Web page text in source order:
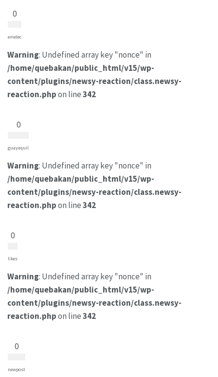
0
emelec
Warning: Undefined array key "nonce" in
/home/quebakan/public_html/v15/wp-
content/plugins/newsy-reaction/class.newsy-
reaction.phpon line342
0
guayaquil
Warning: Undefined array key "nonce" in
/home/quebakan/public_html/v15/wp-
content/plugins/newsy-reaction/class.newsy-
reaction.phpon line342
0
likes
Warning: Undefined array key "nonce" in
/home/quebakan/public_html/v15/wp-
content/plugins/newsy-reaction/class.newsy-
reaction.phpon line342
0
newpost